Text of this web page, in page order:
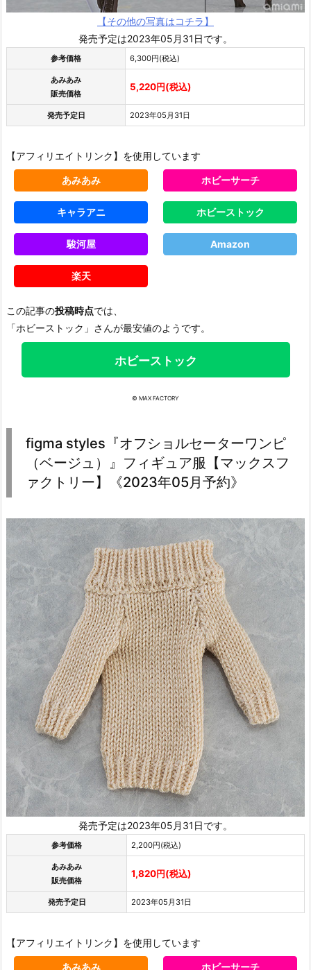
【その他の写真はコチラ】
発売予定は2023年05月31日です。
参考価格 6,300円(税込)
あみあみ
販売価格
5,220円(税込)
発売予定日 2023年05月31日
【アフィリエイトリンク】を使用しています
あみあみ ホビーサーチ
キャラアニ ホビーストック
駿河屋 Amazon
楽天
この記事の投稿時点では、
「ホビーストック」さんが最安値のようです。
ホビーストック
© MAX FACTORY
figma styles『オフショルセーターワンピ
（ベージュ）』フィギュア服【マックスフ
ァクトリー】《2023年05月予約》
発売予定は2023年05月31日です。
参考価格 2,200円(税込)
あみあみ
販売価格
1,820円(税込)
発売予定日 2023年05月31日
【アフィリエイトリンク】を使用しています
あみあみ ホビーサーチ